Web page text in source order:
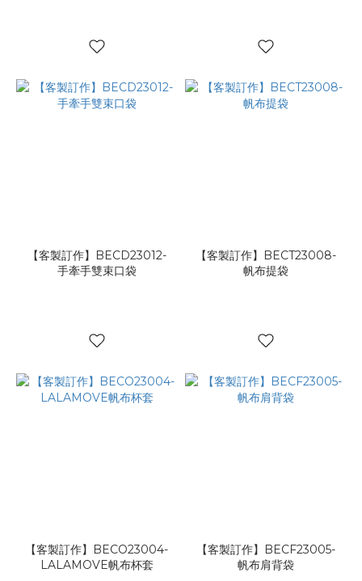
【客製訂作】BECD23012-
手牽手雙束口袋
【客製訂作】BECT23008-
帆布提袋
【客製訂作】BECO23004-
LALAMOVE帆布杯套
【客製訂作】BECF23005-
帆布肩背袋